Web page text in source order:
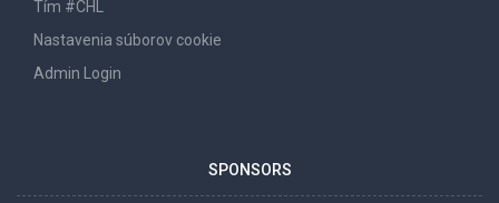
Tím #CHL
Nastavenia súborov cookie
Admin Login
SPONSORS